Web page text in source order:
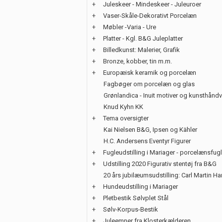
+
Juleskeer - Mindeskeer - Juleuroer
+
Vaser-Skåle-Dekorativt Porcelæn
+
Møbler -Varia - Ure
+
Platter - Kgl. B&G Juleplatter
+
Billedkunst: Malerier, Grafik
+
Bronze, kobber, tin m.m.
+
Europæisk keramik og porcelæn
Fagbøger om porcelæn og glas
Grønlandica - Inuit motiver og
Knud Kyhn KK
+
Tema oversigter
Kai Nielsen B&G, Ipsen og Kähler
H.C. Andersens Eventyr Figurer
+
Fugleudstilling i Mariager -
+
Udstilling 2020 Figurativ stentøj fra B&G
20 års jubilæumsudstilling: Carl Martin
+
Hundeudstilling i Mariager
+
Pletbestik Sølvplet Stål
+
Sølv-Korpus-Bestik